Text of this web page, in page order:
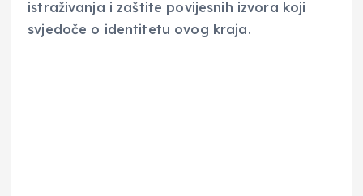
istraživanja i zaštite povijesnih izvora koji
svjedoče o identitetu ovog kraja.